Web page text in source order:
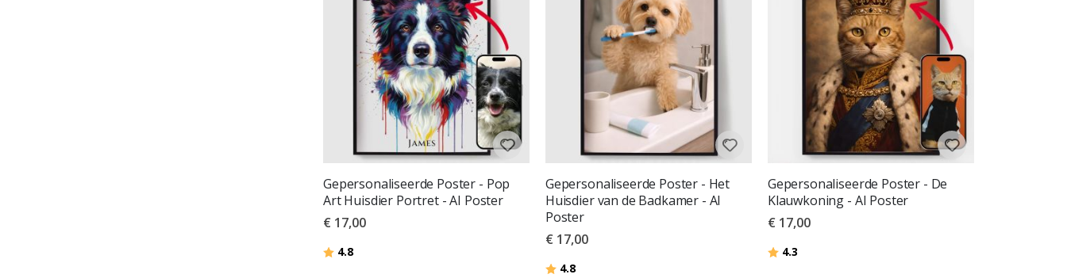
Gepersonaliseerde Poster - Pop
Art Huisdier Portret - AI Poster
€ 17,00
Beoordeling:
4.8
Gepersonaliseerde Poster - Het
Huisdier van de Badkamer - AI
Poster
€ 17,00
Beoordeling:
4.8uit 5 sterren
Gepersonaliseerde Poster - De
Klauwkoning - AI Poster
€ 17,00
Beoordeling:
4.3